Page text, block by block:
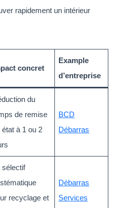
rapidement un intérieur
concret
Example
d’entreprise
du
de remise
état à 1 ou 2
BCD
Débarras
sélectif
recyclage et
Débarras
Services